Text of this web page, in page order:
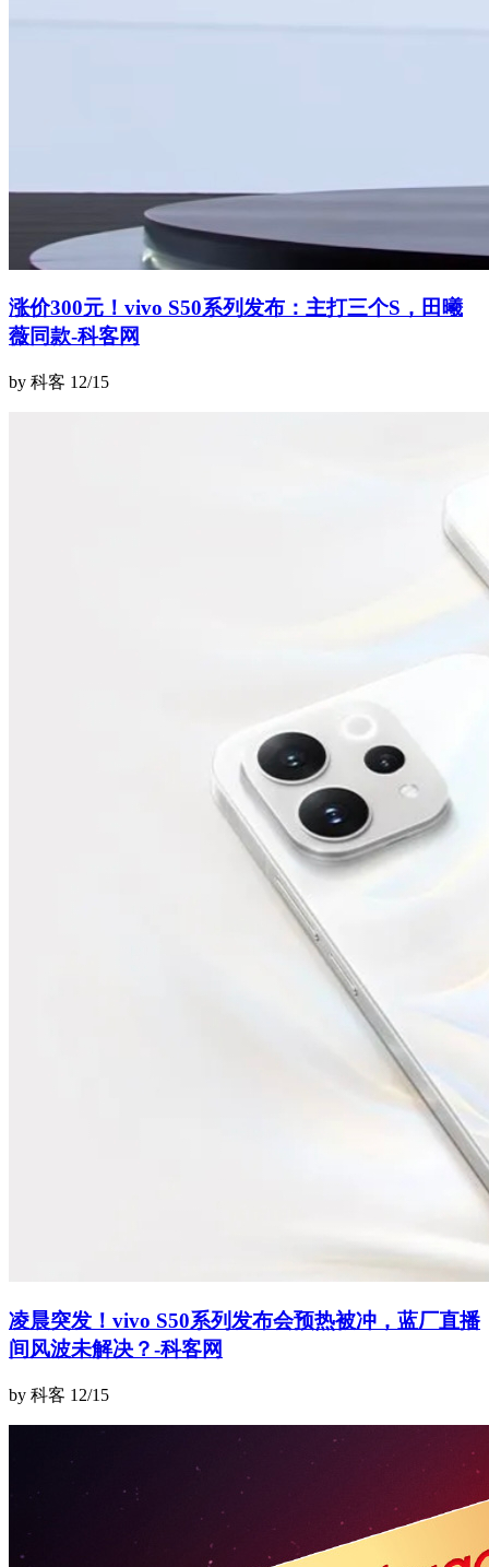
涨价300元！vivo S50系列发布：主打三个S，田曦
薇同款-科客网
by 科客 12/15
凌晨突发！vivo S50系列发布会预热被冲，蓝厂直播
间风波未解决？-科客网
by 科客 12/15